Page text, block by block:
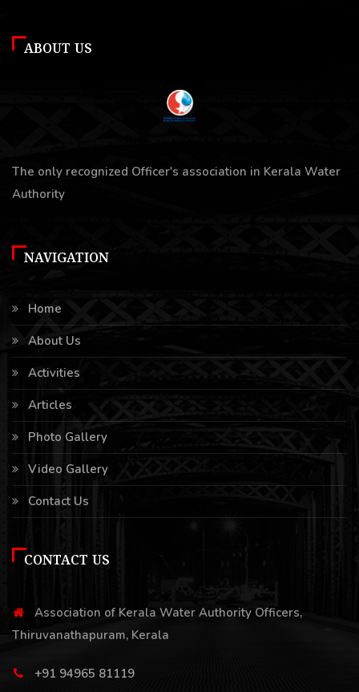
ABOUT US
The only recognized Officer's association in Kerala Water
Authority
NAVIGATION
Home
About Us
Activities
Articles
Photo Gallery
Video Gallery
Contact Us
CONTACT US
Association of Kerala Water Authority Officers,
Thiruvanathapuram, Kerala
+91 94965 81119